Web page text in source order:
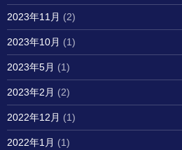
2023年11月 (2)
2023年10月 (1)
2023年5月 (1)
2023年2月 (2)
2022年12月 (1)
2022年1月 (1)